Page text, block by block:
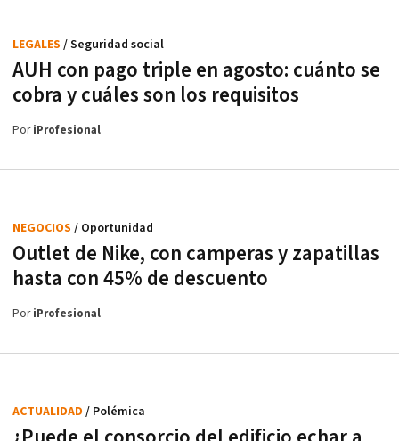
AUH con pago triple en agosto: cuánto se
cobra y cuáles son los requisitos
LEGALES / Seguridad social
PoriProfesional
Outlet de Nike, con camperas y zapatillas
hasta con 45% de descuento
NEGOCIOS / Oportunidad
PoriProfesional
ACTUALIDAD / Polémica